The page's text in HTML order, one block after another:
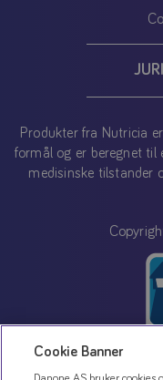
Produkter fra Nutricia
formål og er beregnet til
medisinske tilstander
Cookie Banner